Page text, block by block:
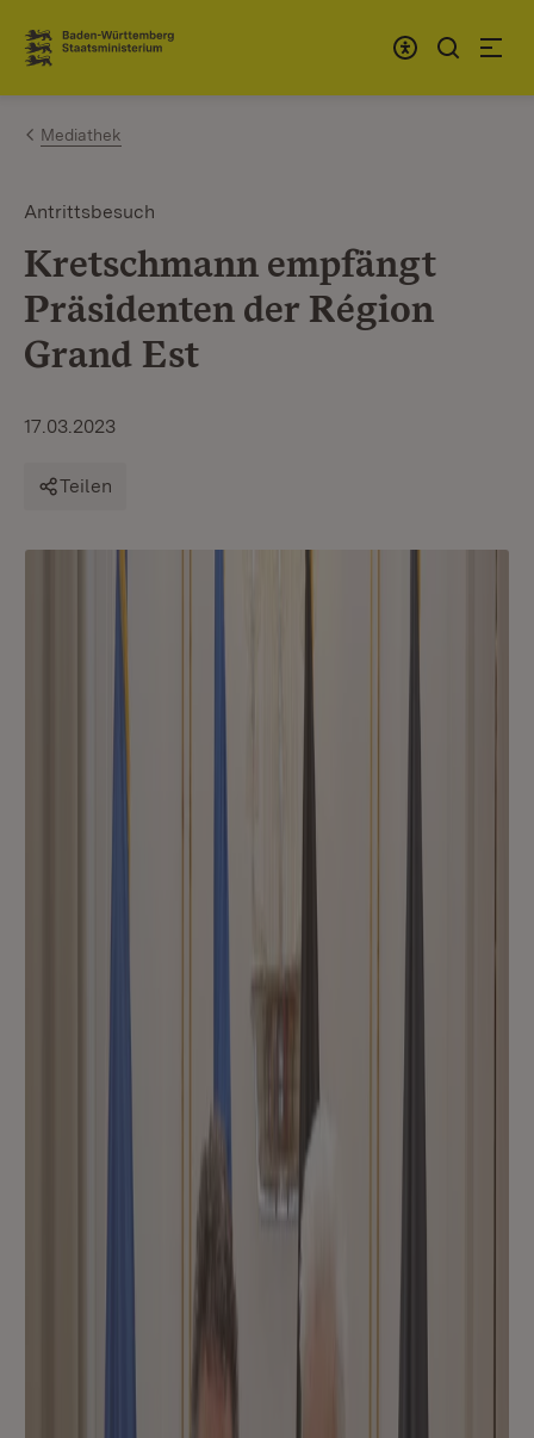
Zum Inhalt springen
Link zur Startseite
Mediathek
Antrittsbesuch
Kretschmann empfängt
Präsidenten der Région
Grand Est
17.03.2023
Teilen